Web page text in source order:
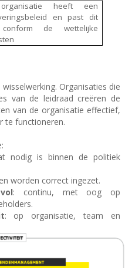
heeft een
en past dit
de wettelijke
Organisaties die
van de leidraad creëren de
van de organisatie effectief,
te functioneren.
nodig is binnen de politiek
worden correct ingezet.
: continu, met oog op
: op organisatie, team en